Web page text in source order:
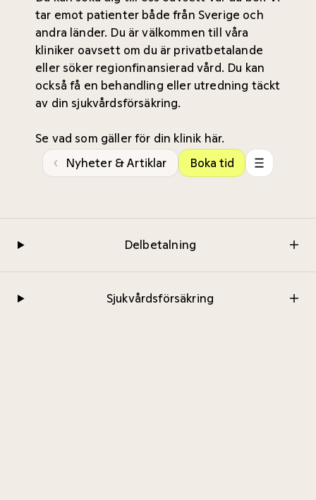
‹ Nyheter & Artiklar Boka tid
tar emot patienter både från Sverige och
andra länder. Du är välkommen till våra
kliniker oavsett om du är privatbetalande
eller söker regionfinansierad vård. Du kan
också få en behandling eller utredning täckt
av din sjukvårdsförsäkring.
Se vad som gäller för din klinik här.
Delbetalning
Sjukvårdsförsäkring